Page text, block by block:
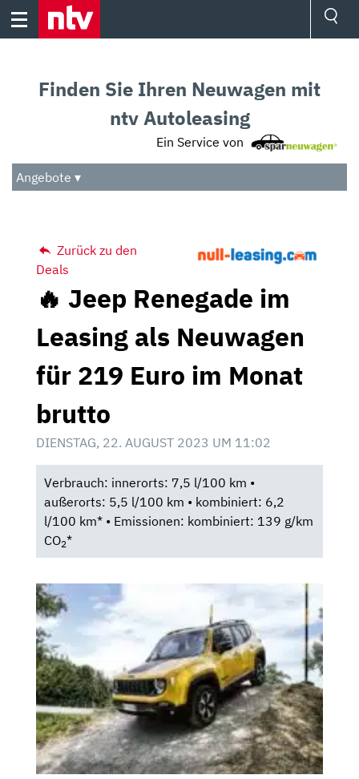
Skip
Audio
Das Beste
Finden Sie Ihren Neuwagen mit
ntv Autoleasing
Ein Service von
Angebote ▾
Zurück zu den
Deals
🔥 Jeep Renegade im
Leasing als Neuwagen
für 219 Euro im Monat
brutto
DIENSTAG, 22. AUGUST 2023 UM 11:02
Verbrauch: innerorts: 7,5 l/100 km •
außerorts: 5,5 l/100 km • kombiniert: 6,2
l/100 km* • Emissionen: kombiniert: 139 g/km
CO2*